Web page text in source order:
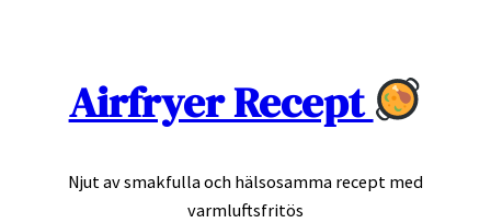
Airfryer Recept
Njut av smakfulla och hälsosamma recept med
varmluftsfritös